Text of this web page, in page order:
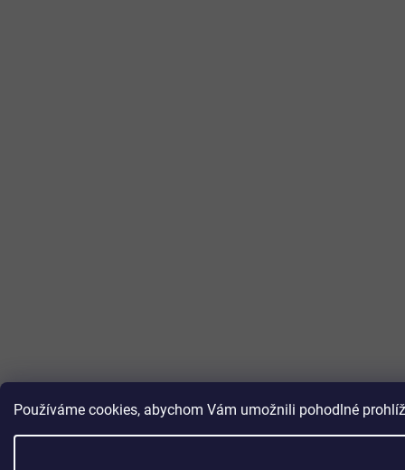
Používáme cookies, abychom Vám umožnili pohodlné